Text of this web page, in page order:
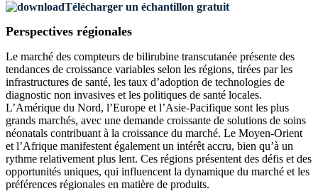
Télécharger un échantillon gratuit
Perspectives régionales
Le marché des compteurs de bilirubine transcutanée présente des
tendances de croissance variables selon les régions, tirées par les
infrastructures de santé, les taux d’adoption de technologies de
diagnostic non invasives et les politiques de santé locales.
L’Amérique du Nord, l’Europe et l’Asie-Pacifique sont les plus
grands marchés, avec une demande croissante de solutions de soins
néonatals contribuant à la croissance du marché. Le Moyen-Orient
et l’Afrique manifestent également un intérêt accru, bien qu’à un
rythme relativement plus lent. Ces régions présentent des défis et des
opportunités uniques, qui influencent la dynamique du marché et les
préférences régionales en matière de produits.